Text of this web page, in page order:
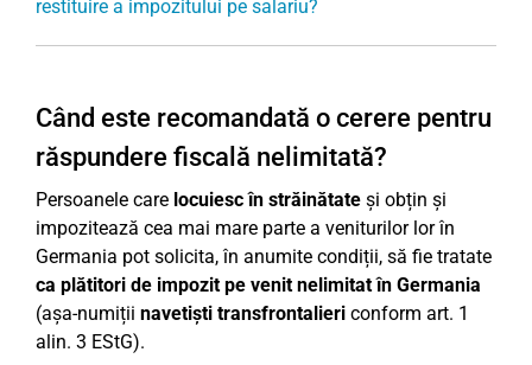
restituire a impozitului pe salariu?
Când este recomandată o cerere pentru
răspundere fiscală nelimitată?
Persoanele care locuiesc în străinătate și obțin și
impozitează cea mai mare parte a veniturilor lor în
Germania pot solicita, în anumite condiții, să fie tratate
ca plătitori de impozit pe venit nelimitat în Germania
(așa-numiții navetiști transfrontalieri conform art. 1
alin. 3 EStG).